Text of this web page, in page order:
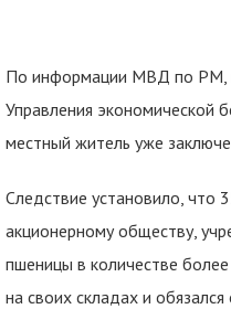
По информации МВД по РМ,
Управления экономической
местный житель уже
Следствие установило, что
акционерному обществу,
пшеницы в количестве
на своих складах и